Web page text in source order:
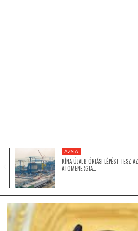
GLOBOTV BP
HÍR3D
ÁZSIA
KÍNA ÚJABB ÓRIÁSI LÉPÉST TESZ AZ
ATOMENERGIA…